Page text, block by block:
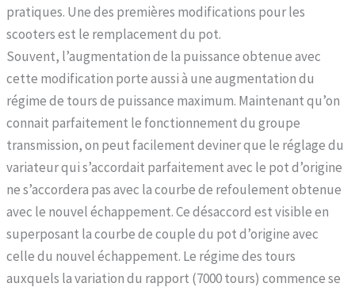
pratiques. Une des premières modifications pour les
scooters est le remplacement du pot.
Souvent, l’augmentation de la puissance obtenue avec
cette modification porte aussi à une augmentation du
régime de tours de puissance maximum. Maintenant qu’on
connait parfaitement le fonctionnement du groupe
transmission, on peut facilement deviner que le réglage du
variateur qui s’accordait parfaitement avec le pot d’origine
ne s’accordera pas avec la courbe de refoulement obtenue
avec le nouvel échappement. Ce désaccord est visible en
superposant la courbe de couple du pot d’origine avec
celle du nouvel échappement. Le régime des tours
auxquels la variation du rapport (7000 tours) commence se